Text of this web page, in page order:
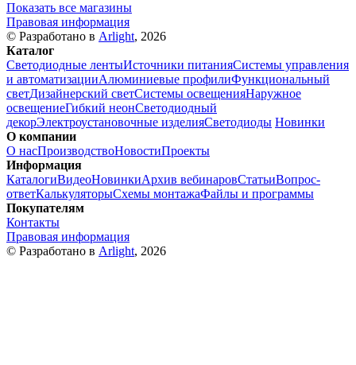
Показать все магазины
Правовая информация
© Разработано в Arlight, 2026
Каталог
Светодиодные лентыИсточники питанияСистемы управления
и автоматизацииАлюминиевые профилиФункциональный
светДизайнерский светСистемы освещенияНаружное
освещениеГибкий неонСветодиодный
декорЭлектроустановочные изделияСветодиоды Новинки
О компании
О насПроизводствоНовостиПроекты
Информация
КаталогиВидеоНовинкиАрхив вебинаровСтатьиВопрос-
ответКалькуляторыСхемы монтажаФайлы и программы
Покупателям
Контакты
Правовая информация
© Разработано в Arlight, 2026